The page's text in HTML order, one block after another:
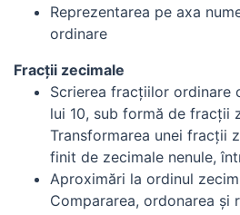
Reprezentarea pe axa
ordinare
Fracţii zecimale
Scrierea fracţiilor ordinare
lui 10, sub formă de fracţii
Transformarea unei fracţii
finit de zecimale nenule,
Aproximări la ordinul
Compararea, ordonarea şi